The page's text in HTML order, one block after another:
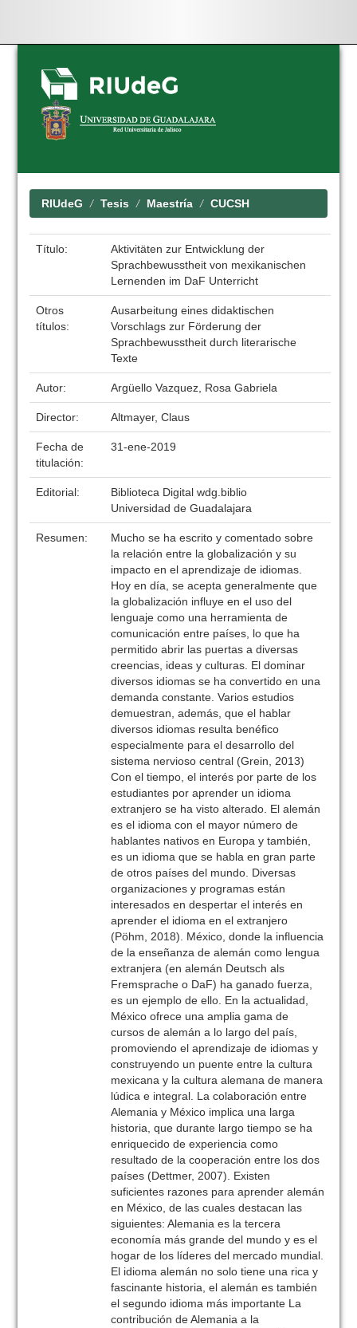
Skip
navigation
RIUdeG Tesis Maestría CUCSH
Título:
Aktivitäten zur Entwicklung der
Sprachbewusstheit von mexikanischen
Lernenden im DaF Unterricht
Otros
títulos:
Ausarbeitung eines didaktischen
Vorschlags zur Förderung der
Sprachbewusstheit durch literarische
Texte
Autor: Argüello Vazquez, Rosa Gabriela
Director: Altmayer, Claus
Fecha de
titulación:
31-ene-2019
Editorial:
Biblioteca Digital wdg.biblio
Universidad de Guadalajara
Resumen:
Mucho se ha escrito y comentado sobre
la relación entre la globalización y su
impacto en el aprendizaje de idiomas.
Hoy en día, se acepta generalmente que
la globalización influye en el uso del
lenguaje como una herramienta de
comunicación entre países, lo que ha
permitido abrir las puertas a diversas
creencias, ideas y culturas. El dominar
diversos idiomas se ha convertido en una
demanda constante. Varios estudios
demuestran, además, que el hablar
diversos idiomas resulta benéfico
especialmente para el desarrollo del
sistema nervioso central (Grein, 2013)
Con el tiempo, el interés por parte de los
estudiantes por aprender un idioma
extranjero se ha visto alterado. El alemán
es el idioma con el mayor número de
hablantes nativos en Europa y también,
es un idioma que se habla en gran parte
de otros países del mundo. Diversas
organizaciones y programas están
interesados en despertar el interés en
aprender el idioma en el extranjero
(Pöhm, 2018). México, donde la influencia
de la enseñanza de alemán como lengua
extranjera (en alemán Deutsch als
Fremsprache o DaF) ha ganado fuerza,
es un ejemplo de ello. En la actualidad,
México ofrece una amplia gama de
cursos de alemán a lo largo del país,
promoviendo el aprendizaje de idiomas y
construyendo un puente entre la cultura
mexicana y la cultura alemana de manera
lúdica e integral. La colaboración entre
Alemania y México implica una larga
historia, que durante largo tiempo se ha
enriquecido de experiencia como
resultado de la cooperación entre los dos
países (Dettmer, 2007). Existen
suficientes razones para aprender alemán
en México, de las cuales destacan las
siguientes: Alemania es la tercera
economía más grande del mundo y es el
hogar de los líderes del mercado mundial.
El idioma alemán no solo tiene una rica y
fascinante historia, el alemán es también
el segundo idioma más importante La
contribución de Alemania a la